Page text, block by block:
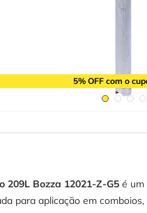
5% OFF com o
209L Bozza 12021-Z-G5 é um
para aplicação em